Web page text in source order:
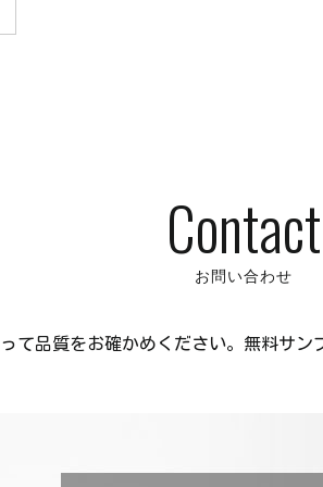
Contact
お問い合わせ
て品質をお確かめください。無料サン